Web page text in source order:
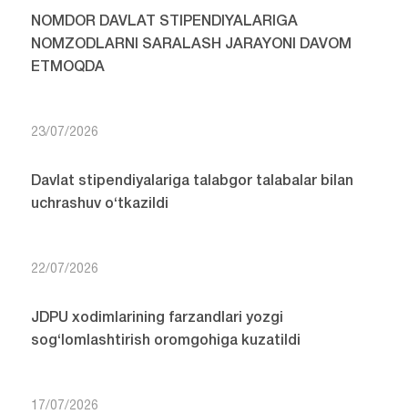
NOMDOR DAVLAT STIPENDIYALARIGA
NOMZODLARNI SARALASH JARAYONI DAVOM
ETMOQDA
23/07/2026
Davlat stipendiyalariga talabgor talabalar bilan
uchrashuv o‘tkazildi
22/07/2026
JDPU xodimlarining farzandlari yozgi
sog‘lomlashtirish oromgohiga kuzatildi
17/07/2026